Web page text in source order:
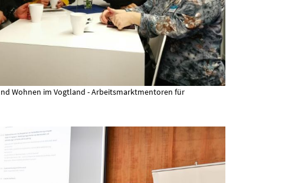
Wohnen im Vogtland - Arbeitsmarktmentoren für